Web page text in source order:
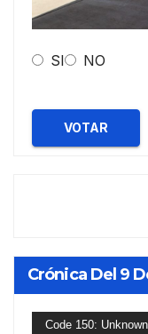
SI NO
VOTAR
Crónica Del 9
Reproductor
Code 150: Unknown